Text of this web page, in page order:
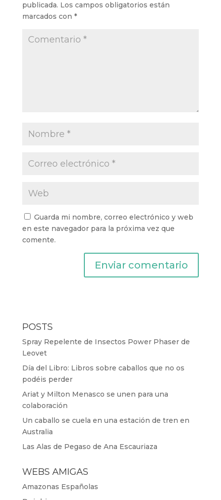
publicada. Los campos obligatorios están
marcados con *
Guarda mi nombre, correo electrónico y web
en este navegador para la próxima vez que
comente.
POSTS
Spray Repelente de Insectos Power Phaser de
Leovet
Día del Libro: Libros sobre caballos que no os
podéis perder
Ariat y Milton Menasco se unen para una
colaboración
Un caballo se cuela en una estación de tren en
Australia
Las Alas de Pegaso de Ana Escauriaza
WEBS AMIGAS
Amazonas Españolas